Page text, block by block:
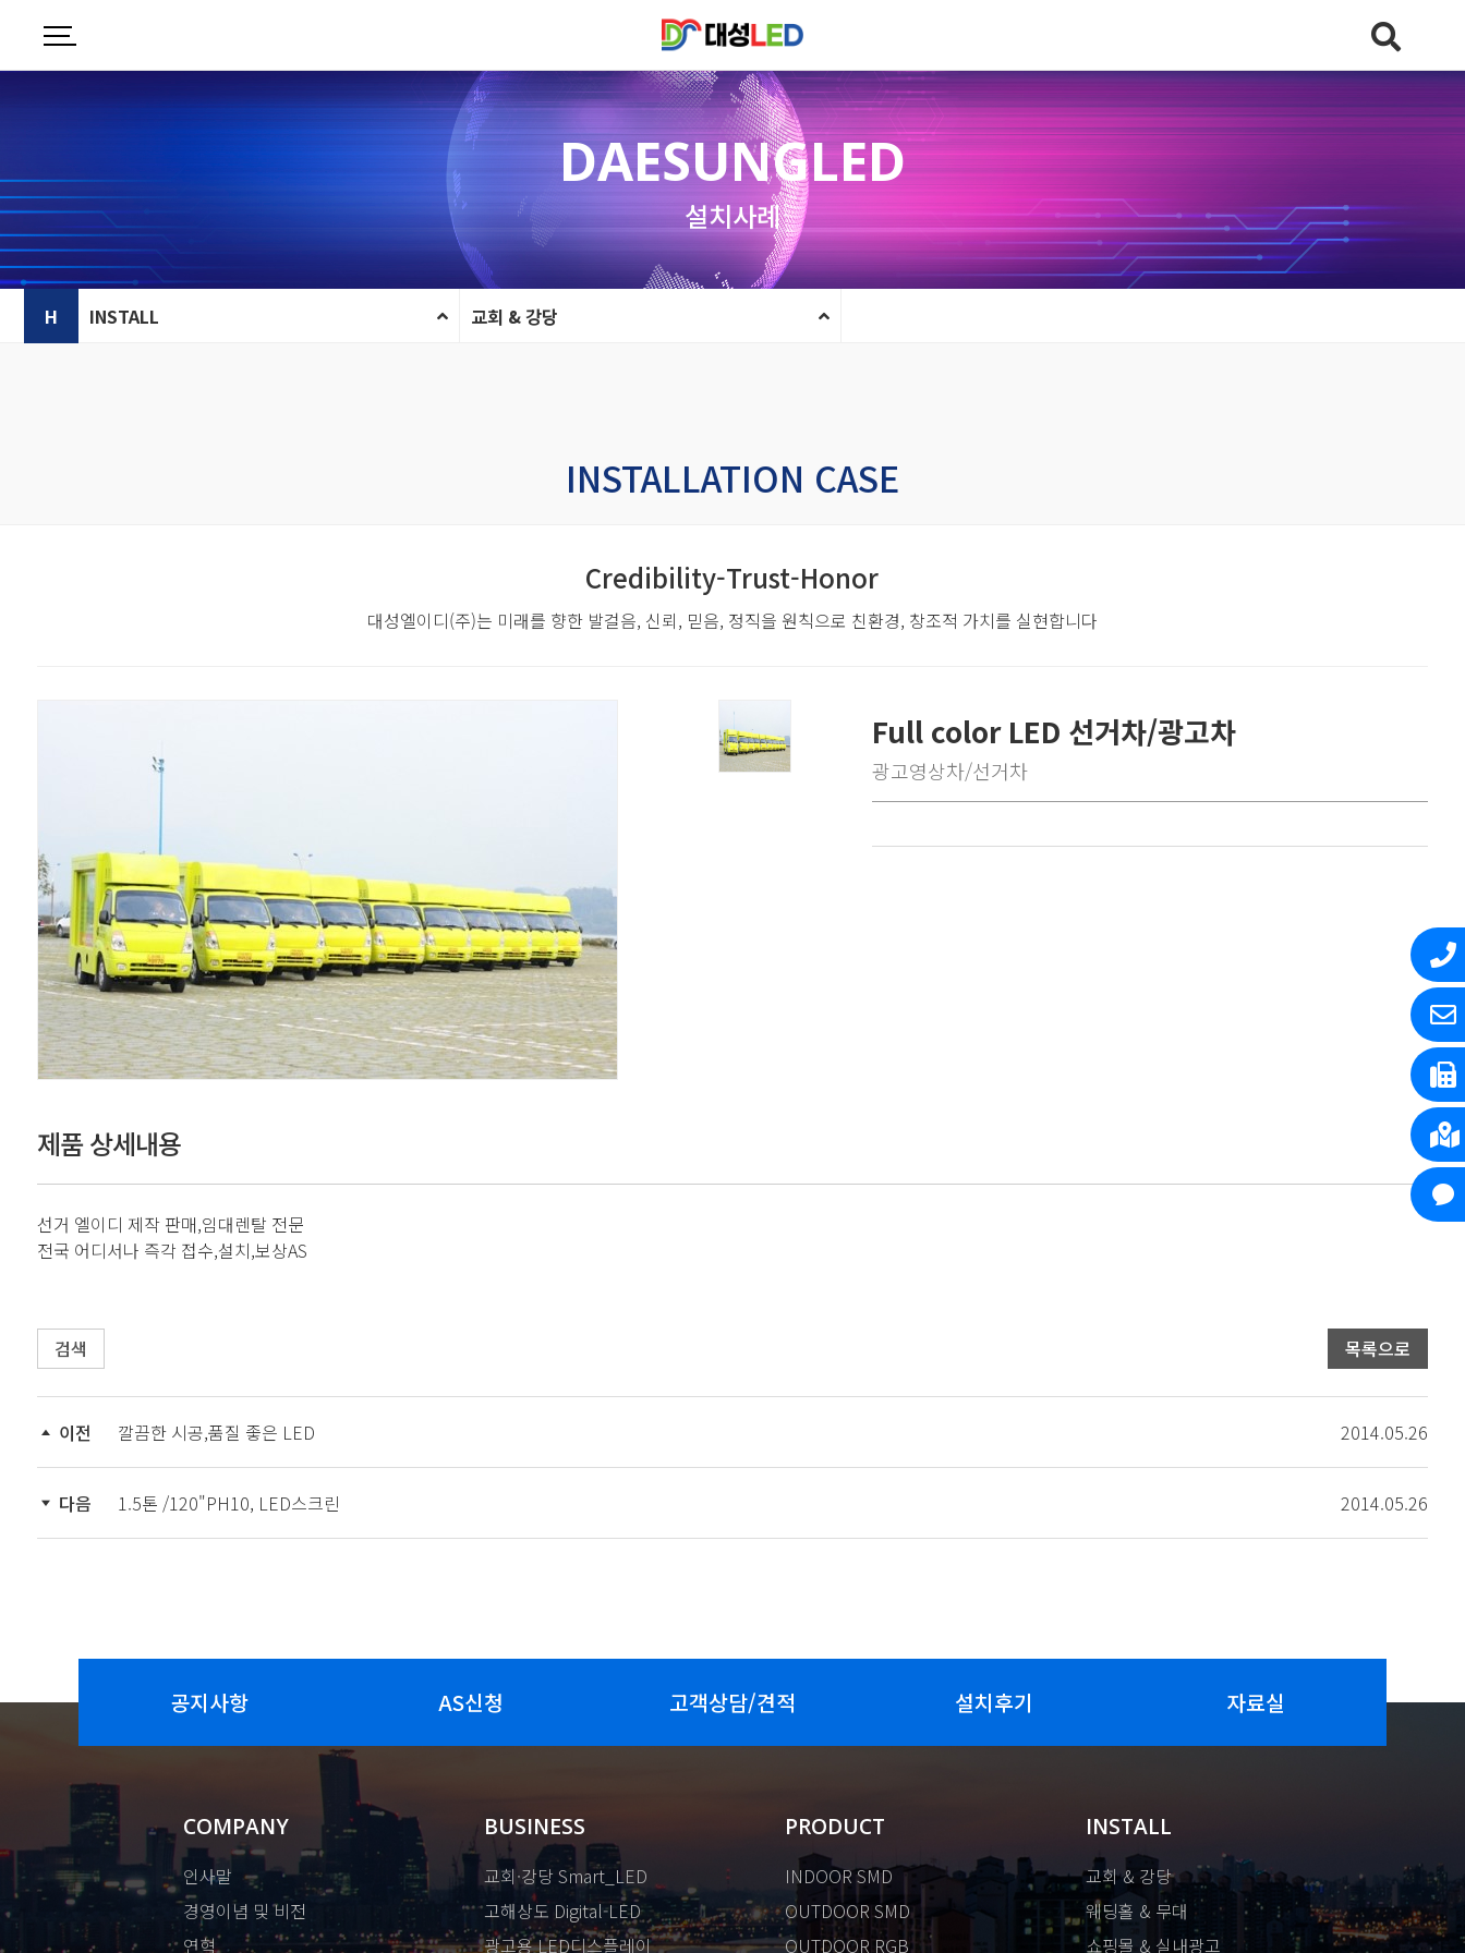
DAESUNGLED
설치사례
H INSTALL 교회 & 강당
INSTALLATION CASE
Credibility-Trust-Honor
대성엘이디(주)는 미래를 향한 발걸음, 신뢰, 믿음, 정직을 원칙으로 친환경, 창조적 가치를 실현합니다
Full color LED 선거차/광고차
광고영상차/선거차
제품 상세내용
선거 엘이디 제작 판매,임대렌탈 전문
전국 어디서나 즉각 접수,설치,보상AS
검색 목록으로
이전 깔끔한 시공,품질 좋은 LED 2014.05.26
다음 1.5톤 /120"PH10, LED스크린 2014.05.26
공지사항 AS신청 고객상담/견적 설치후기 자료실
COMPANY
인사말
경영이념 및 비전
연혁
BUSINESS
교회·강당 Smart_LED
고해상도 Digital-LED
광고용 LED디스플레이
PRODUCT
INDOOR SMD
OUTDOOR SMD
OUTDOOR RGB
INSTALL
교회 & 강당
웨딩홀 & 무대
쇼핑몰 & 실내광고